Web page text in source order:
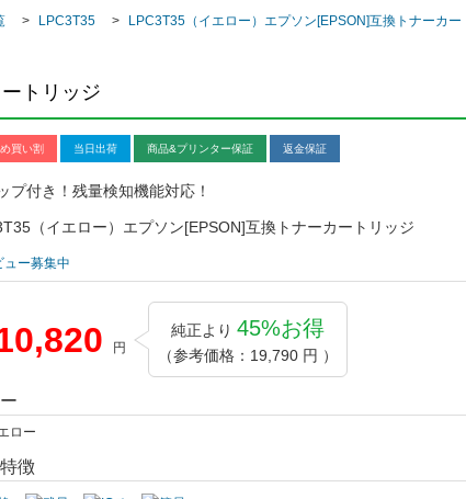
LPC3T35 LPC3T35（イエロー）エプソン[EPSON]互換トナーカー
トリッジ
買い割 当日出荷 商品&プリンター保証 返金保証
プ付き！残量検知機能対応！
（イエロー）エプソン[EPSON]互換トナーカートリッジ
ー募集中
円
純正より 45%お得
（参考価格：19,790 円 ）
徴